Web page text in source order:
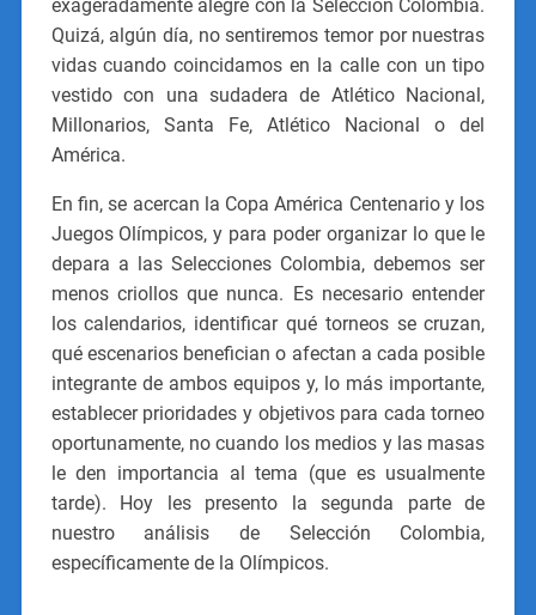
exageradamente alegre con la Selección Colombia.
Quizá, algún día, no sentiremos temor por nuestras
vidas cuando coincidamos en la calle con un tipo
vestido con una sudadera de Atlético Nacional,
Millonarios, Santa Fe, Atlético Nacional o del
América.
En fin, se acercan la Copa América Centenario y los
Juegos Olímpicos, y para poder organizar lo que le
depara a las Selecciones Colombia, debemos ser
menos criollos que nunca. Es necesario entender
los calendarios, identificar qué torneos se cruzan,
qué escenarios benefician o afectan a cada posible
integrante de ambos equipos y, lo más importante,
establecer prioridades y objetivos para cada torneo
oportunamente, no cuando los medios y las masas
le den importancia al tema (que es usualmente
tarde). Hoy les presento la segunda parte de
nuestro análisis de Selección Colombia,
específicamente de la Olímpicos.